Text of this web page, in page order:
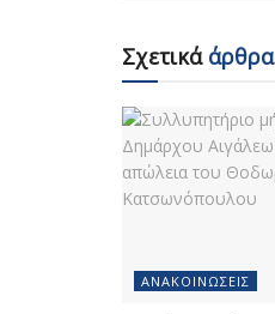
Σχετικάάρθρα
ΑΝΑΚΟΙΝΏΣΕΙΣ